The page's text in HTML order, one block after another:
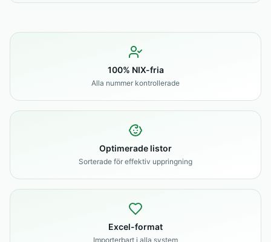
100% NIX-fria
Alla nummer kontrollerade
Optimerade listor
Sorterade för effektiv uppringning
Excel-format
Importerbart i alla system